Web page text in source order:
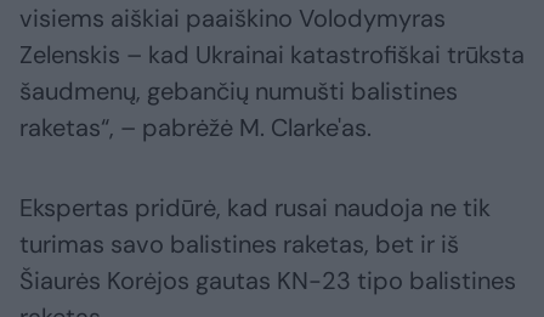
visiems aiškiai paaiškino Volodymyras
Zelenskis – kad Ukrainai katastrofiškai trūksta
šaudmenų, gebančių numušti balistines
raketas“, – pabrėžė M. Clarke'as.
Ekspertas pridūrė, kad rusai naudoja ne tik
turimas savo balistines raketas, bet ir iš
Šiaurės Korėjos gautas KN-23 tipo balistines